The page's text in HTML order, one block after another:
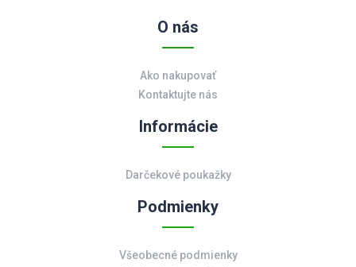
O nás
Ako nakupovať
Kontaktujte nás
Informácie
Darčekové poukažky
Podmienky
Všeobecné podmienky